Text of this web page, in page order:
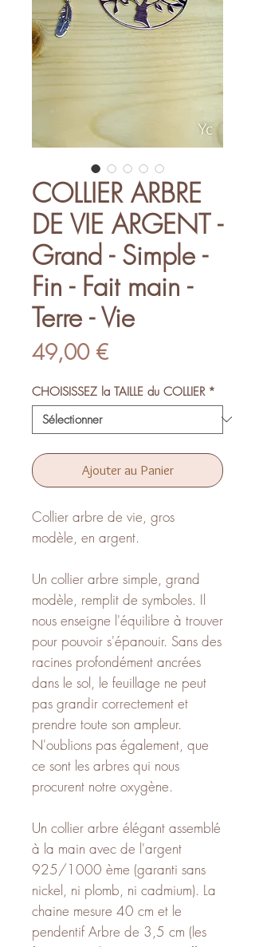
COLLIER ARBRE
DE VIE ARGENT -
Grand - Simple -
Fin - Fait main -
Terre - Vie
49,00 €Prix
CHOISISSEZ la TAILLE du COLLIER *
Ajouter au Panier
Collier arbre de vie, gros
modèle, en argent.
Un collier arbre simple, grand
modèle, remplit de symboles. Il
nous enseigne l'équilibre à trouver
pour pouvoir s'épanouir. Sans des
racines profondément ancrées
dans le sol, le feuillage ne peut
pas grandir correctement et
prendre toute son ampleur.
N'oublions pas également, que
ce sont les arbres qui nous
procurent notre oxygène.
Un collier arbre élégant assemblé
à la main avec de l'argent
925/1000 ème (garanti sans
nickel, ni plomb, ni cadmium). La
chaine mesure 40 cm et le
pendentif Arbre de 3,5 cm (les